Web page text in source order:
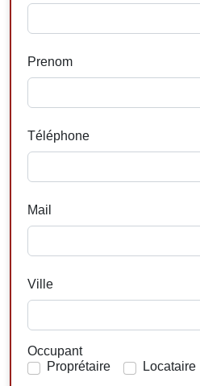
Prenom
Téléphone
Mail
Ville
Occupant
Proprétaire
Locataire